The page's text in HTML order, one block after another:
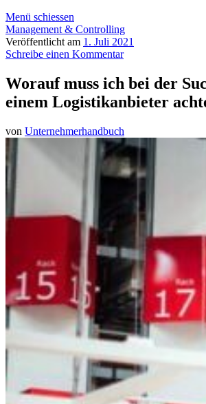
Menü schiessen
Management & Controlling
Veröffentlicht am 1. Juli 2021
Schreibe einen Kommentar
Worauf muss ich bei der
einem Logistikanbieter
von Unternehmerhandbuch